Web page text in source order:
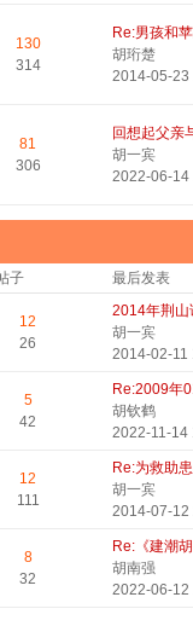
130
314
Re:男孩和
胡珩楚
2014-05-23
81
306
回想起父亲
胡一宾
2022-06-14
子
最后发表
12
26
2014年荆山
胡一宾
2014-02-11
5
42
Re:2009年
胡钦鹤
2022-11-14
12
111
Re:为救助
胡一宾
2014-07-12
8
32
Re:《建潮
胡南强
2022-06-12